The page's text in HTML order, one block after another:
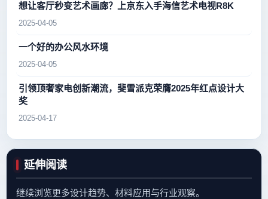
想让客厅秒变艺术画廊？上京东入手海信艺术电视R8K
2025-04-05
一个好的办公风水环境
2025-04-05
引领顶奢家电创新潮流，斐雪派克荣膺2025年红点设计大
奖
2025-04-17
延伸阅读
继续浏览更多设计趋势、材料应用与行业观察。